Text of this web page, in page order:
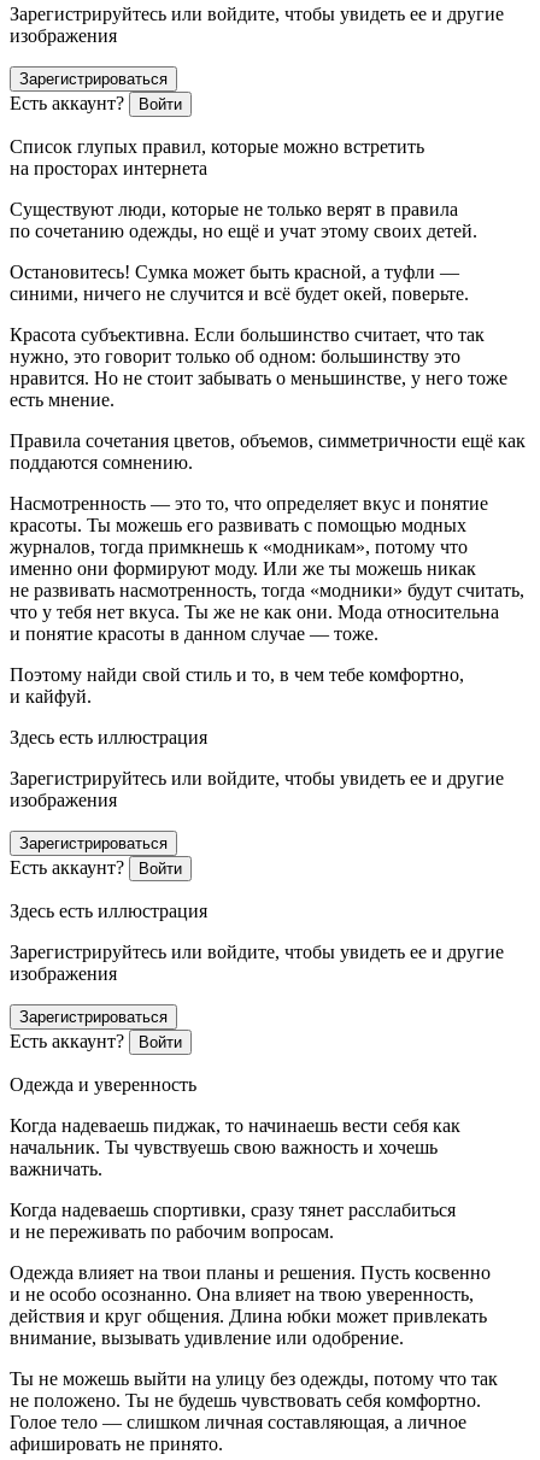
Зарегистрируйтесь или войдите, чтобы увидеть ее и другие
изображения
Зарегистрироваться
Есть аккаунт? Войти
Список глупых правил, которые можно встретить
на просторах интернета
Существуют люди, которые не только верят в правила
по сочетанию одежды, но ещё и учат этому своих детей.
Остановитесь! Сумка может быть красной, а туфли —
синими, ничего не случится и всё будет окей, поверьте.
Красота субъективна. Если большинство считает, что так
нужно, это говорит только об одном: большинству это
нравится. Но не стоит забывать о меньшинстве, у него тоже
есть мнение.
Правила сочетания цветов, объемов, симметричности ещё как
поддаются сомнению.
Насмотренность — это то, что определяет вкус и понятие
красоты. Ты можешь его развивать с помощью модных
журналов, тогда примкнешь к «модникам», потому что
именно они формируют моду. Или же ты можешь никак
не развивать насмотренность, тогда «модники» будут считать,
что у тебя нет вкуса. Ты же не как они. Мода относительна
и понятие красоты в данном случае — тоже.
Поэтому найди свой стиль и то, в чем тебе комфортно,
и кайфуй.
Здесь есть иллюстрация
Зарегистрируйтесь или войдите, чтобы увидеть ее и другие
изображения
Зарегистрироваться
Есть аккаунт? Войти
Здесь есть иллюстрация
Зарегистрируйтесь или войдите, чтобы увидеть ее и другие
изображения
Зарегистрироваться
Есть аккаунт? Войти
Одежда и уверенность
Когда надеваешь пиджак, то начинаешь вести себя как
начальник. Ты чувствуешь свою важность и хочешь
важничать.
Когда надеваешь спортивки, сразу тянет расслабиться
и не переживать по рабочим вопросам.
Одежда влияет на твои планы и решения. Пусть косвенно
и не особо осознанно. Она влияет на твою уверенность,
действия и круг общения. Длина юбки может привлекать
внимание, вызывать удивление или одобрение.
Ты не можешь выйти на улицу без одежды, потому что так
не положено. Ты не будешь чувствовать себя комфортно.
Голое тело — слишком личная составляющая, а личное
афишировать не принято.